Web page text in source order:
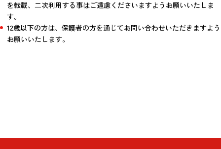
を転載、二次利用する事はご遠慮くださいますようお願いいたしま
す。
12歳以下の方は、保護者の方を通じてお問い合わせいただきますよう
お願いいたします。